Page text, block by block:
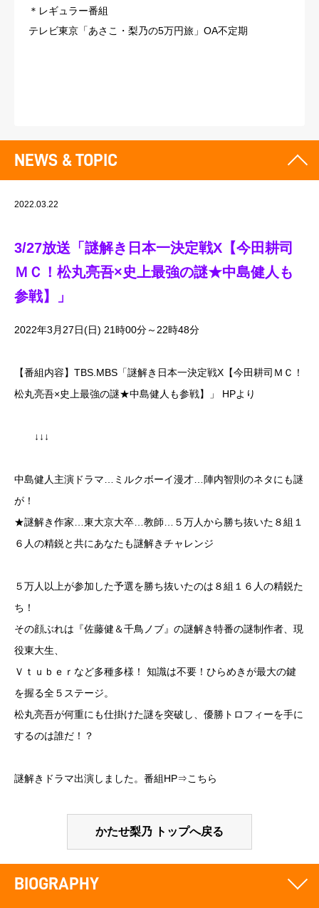
＊レギュラー番組
テレビ東京「あさこ・梨乃の5万円旅」OA不定期
NEWS & TOPIC
2022.03.22
3/27放送「謎解き日本一決定戦Χ【今田耕司
ＭＣ！松丸亮吾×史上最強の謎★中島健人も
参戦】」
2022年3月27日(日) 21時00分～22時48分
【番組内容】TBS.MBS「謎解き日本一決定戦Χ【今田耕司ＭＣ！
松丸亮吾×史上最強の謎★中島健人も参戦】」 HPより
↓↓↓
中島健人主演ドラマ…ミルクボーイ漫才…陣内智則のネタにも謎
が！
★謎解き作家…東大京大卒…教師…５万人から勝ち抜いた８組１
６人の精鋭と共にあなたも謎解きチャレンジ
５万人以上が参加した予選を勝ち抜いたのは８組１６人の精鋭た
ち！
その顔ぶれは『佐藤健＆千鳥ノブ』の謎解き特番の謎制作者、現
役東大生、
Ｖｔｕｂｅｒなど多種多様！ 知識は不要！ひらめきが最大の鍵
を握る全５ステージ。
松丸亮吾が何重にも仕掛けた謎を突破し、優勝トロフィーを手に
するのは誰だ！？
謎解きドラマ出演しました。番組HP⇒こちら
かたせ梨乃 トップへ戻る
BIOGRAPHY